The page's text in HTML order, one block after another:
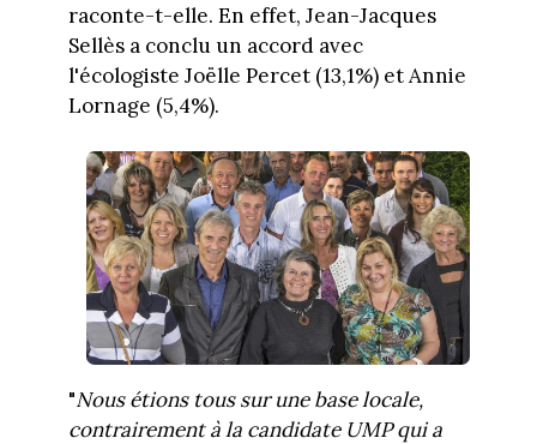
raconte-t-elle. En effet, Jean-Jacques
Sellès a conclu un accord avec
l'écologiste Joëlle Percet (13,1%) et Annie
Lornage (5,4%).
"Nous étions tous sur une base locale,
contrairement à la candidate UMP qui a